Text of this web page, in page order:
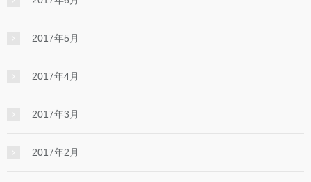
2017年5月
2017年4月
2017年3月
2017年2月